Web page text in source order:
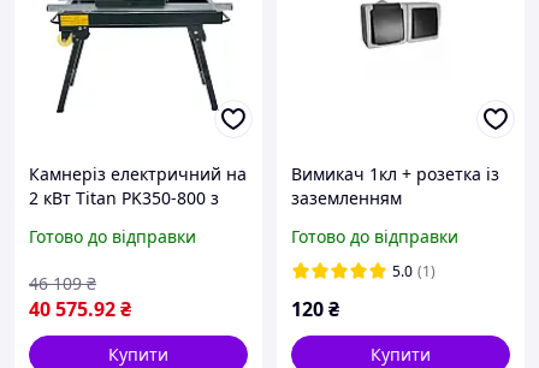
Камнеріз електричний на
2 кВт Titan PK350-800 з
мм
Готово до відправки
40 575.92₴
46 109 ₴
Купити
Вимикач 1кл + розетка із
заземленням
Титан
Готово до відправки
5.0 (1)
120₴
Купити